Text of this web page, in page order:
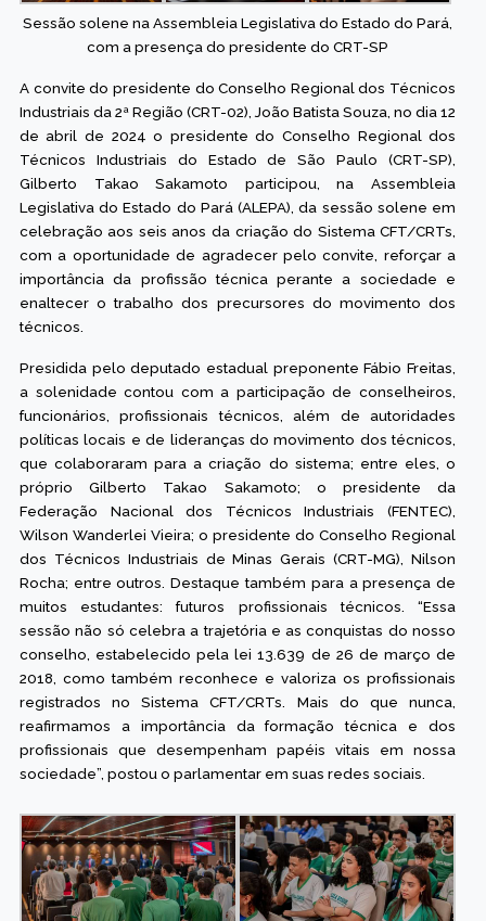
Sessão solene na Assembleia Legislativa do Estado do Pará,
com a presença do presidente do CRT-SP
A convite do presidente do Conselho Regional dos Técnicos
Industriais da 2ª Região (CRT-02), João Batista Souza, no dia 12
de abril de 2024 o presidente do Conselho Regional dos
Técnicos Industriais do Estado de São Paulo (CRT-SP),
Gilberto Takao Sakamoto participou, na Assembleia
Legislativa do Estado do Pará (ALEPA), da sessão solene em
celebração aos seis anos da criação do Sistema CFT/CRTs,
com a oportunidade de agradecer pelo convite, reforçar a
importância da profissão técnica perante a sociedade e
enaltecer o trabalho dos precursores do movimento dos
técnicos.
Presidida pelo deputado estadual preponente Fábio Freitas,
a solenidade contou com a participação de conselheiros,
funcionários, profissionais técnicos, além de autoridades
políticas locais e de lideranças do movimento dos técnicos,
que colaboraram para a criação do sistema; entre eles, o
próprio Gilberto Takao Sakamoto; o presidente da
Federação Nacional dos Técnicos Industriais (FENTEC),
Wilson Wanderlei Vieira; o presidente do Conselho Regional
dos Técnicos Industriais de Minas Gerais (CRT-MG), Nilson
Rocha; entre outros. Destaque também para a presença de
muitos estudantes: futuros profissionais técnicos. “Essa
sessão não só celebra a trajetória e as conquistas do nosso
conselho, estabelecido pela lei 13.639 de 26 de março de
2018, como também reconhece e valoriza os profissionais
registrados no Sistema CFT/CRTs. Mais do que nunca,
reafirmamos a importância da formação técnica e dos
profissionais que desempenham papéis vitais em nossa
sociedade”, postou o parlamentar em suas redes sociais.